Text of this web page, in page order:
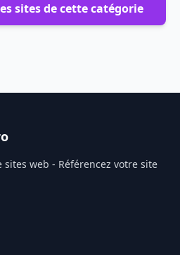
sites de cette catégorie
web - Référencez votre site